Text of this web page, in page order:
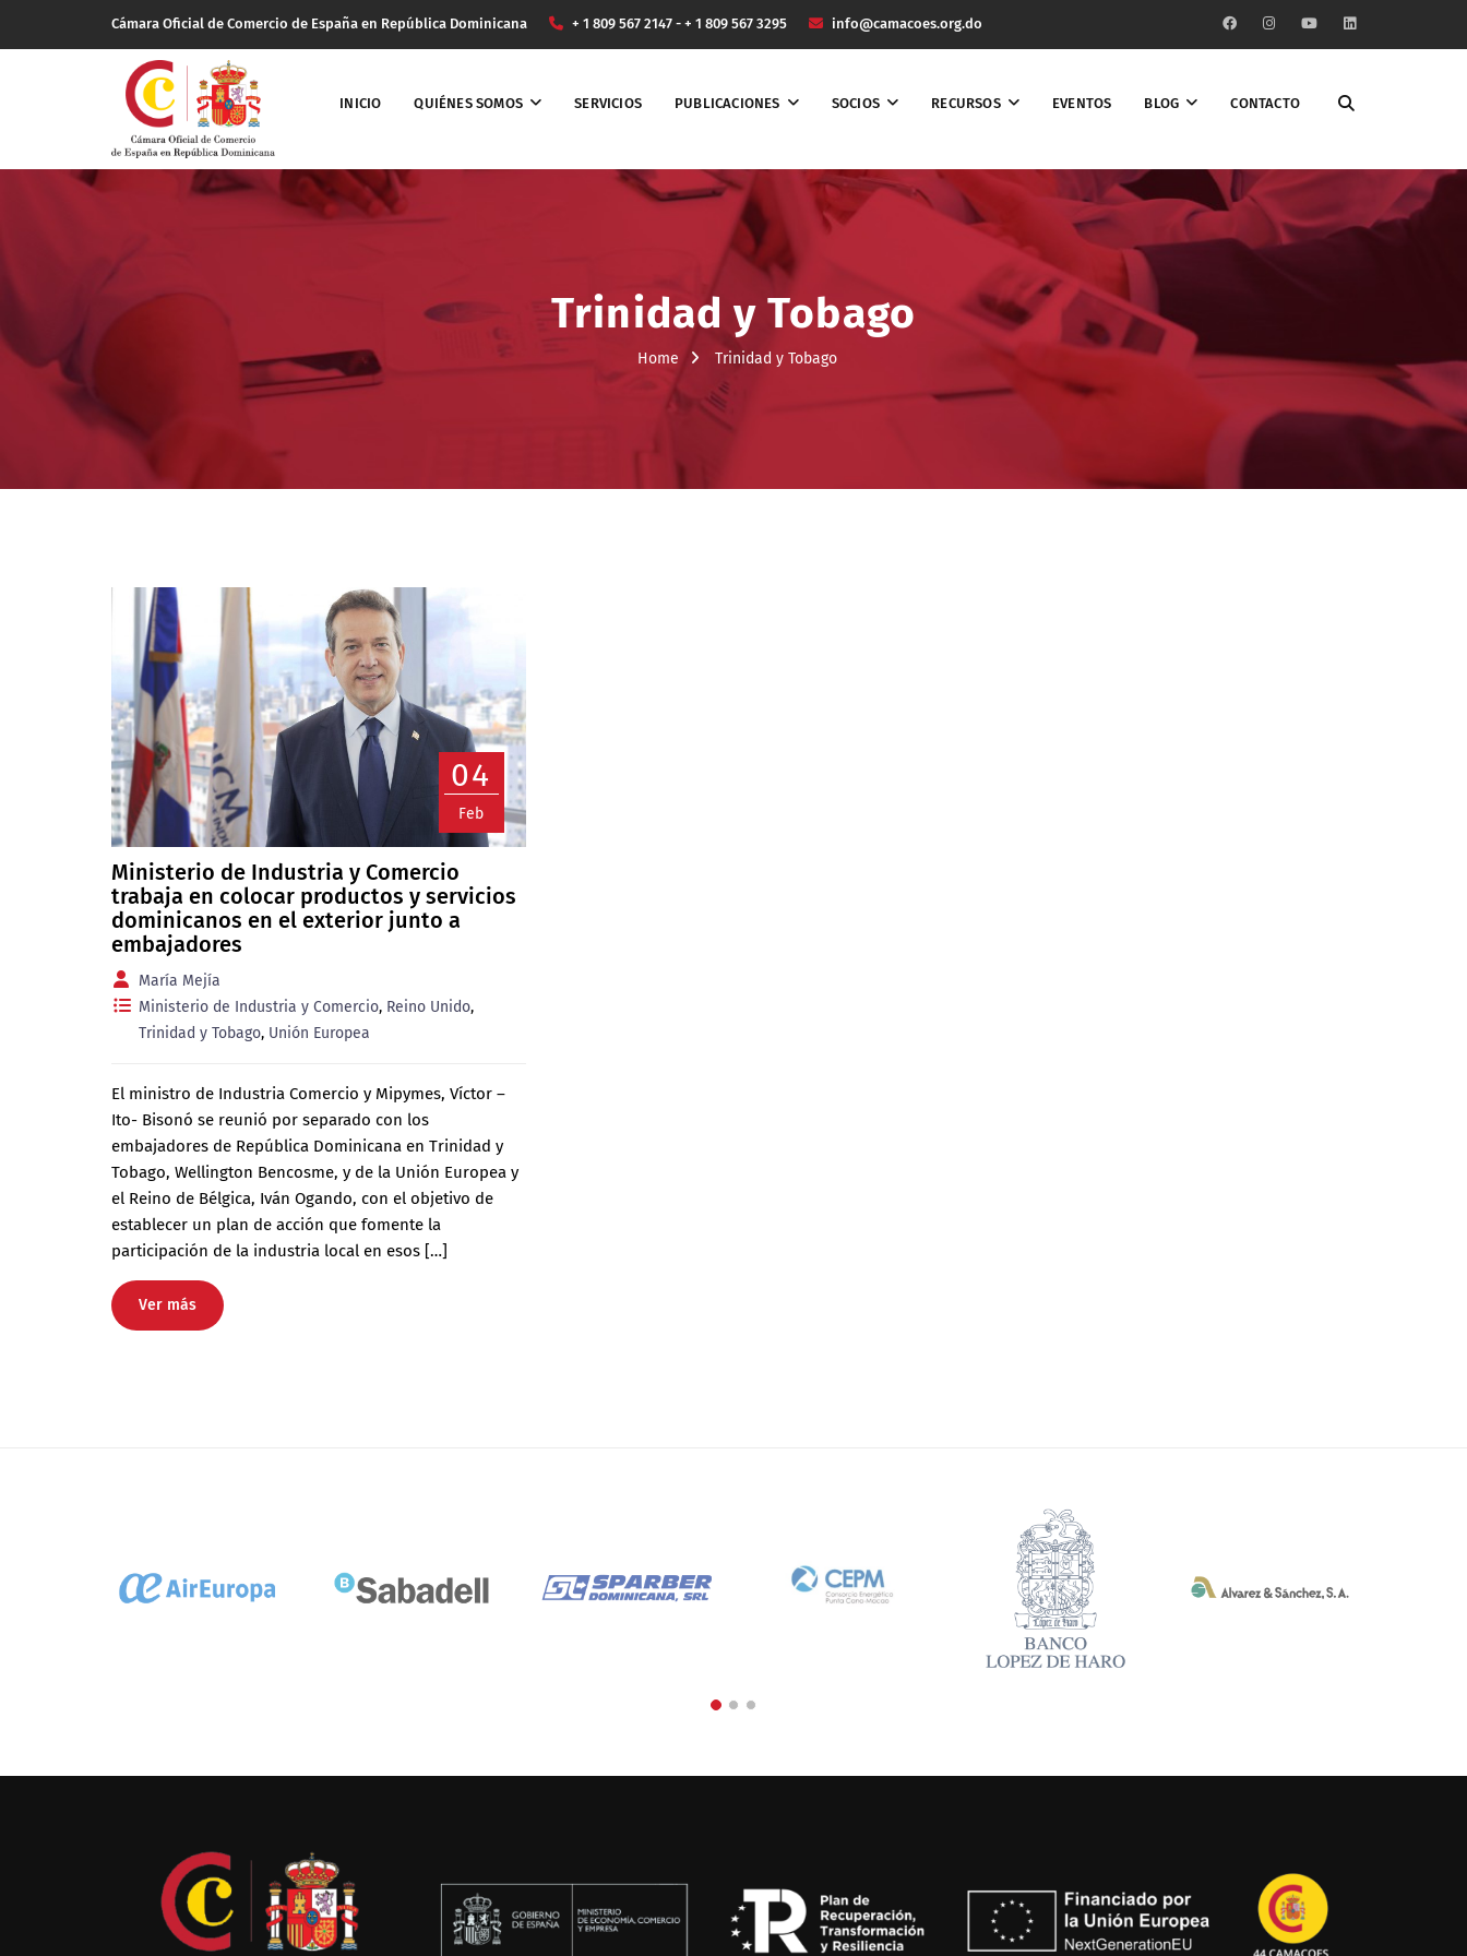
Cámara Oficial de Comercio de España en República Dominicana + 1 809 567 2147 - + 1 809 567 3295 info@camacoes.org.do
INICIO QUIÉNES SOMOS SERVICIOS PUBLICACIONES SOCIOS RECURSOS EVENTOS BLOG CONTACTO
Trinidad y Tobago
Home Trinidad y Tobago
04
Feb
Ministerio de Industria y Comercio
trabaja en colocar productos y servicios
dominicanos en el exterior junto a
embajadores
María Mejía
Ministerio de Industria y Comercio, Reino Unido,
Trinidad y Tobago, Unión Europea
El ministro de Industria Comercio y Mipymes, Víctor –
Ito- Bisonó se reunió por separado con los
embajadores de República Dominicana en Trinidad y
Tobago, Wellington Bencosme, y de la Unión Europea y
el Reino de Bélgica, Iván Ogando, con el objetivo de
establecer un plan de acción que fomente la
participación de la industria local en esos […]
Ver más